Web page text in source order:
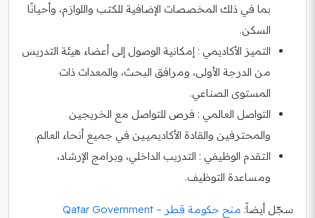
بما في ذلك المخصصات الإضافية للكتب واللوازم، وأحيانًا
السكن.
التميز الأكاديمي : إمكانية الوصول إلى أعضاء هيئة التدريس
من الدرجة الأولى، ومرافق البحث، والمعدات ذات
المستوى الصناعي.
التواصل العالمي : فرص للتواصل مع الخريجين
والمحترفين والقادة الأكاديميين في جميع أنحاء العالم.
التقدم الوظيفي : التدريب الداخلي، وبرامج الإرشاد،
ومساعدة التوظيف.
سجّل أيضاً: منح حكومة قطر – Qatar Government